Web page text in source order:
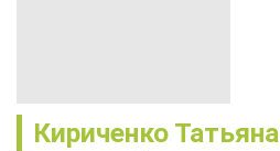
Кириченко Татьяна